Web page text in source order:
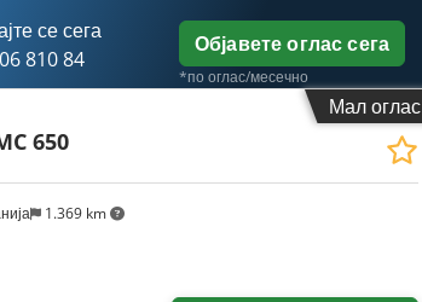
се сега
810 84
Објавете оглас сега
*по оглас/месечно
Мал оглас
1.369 km
650